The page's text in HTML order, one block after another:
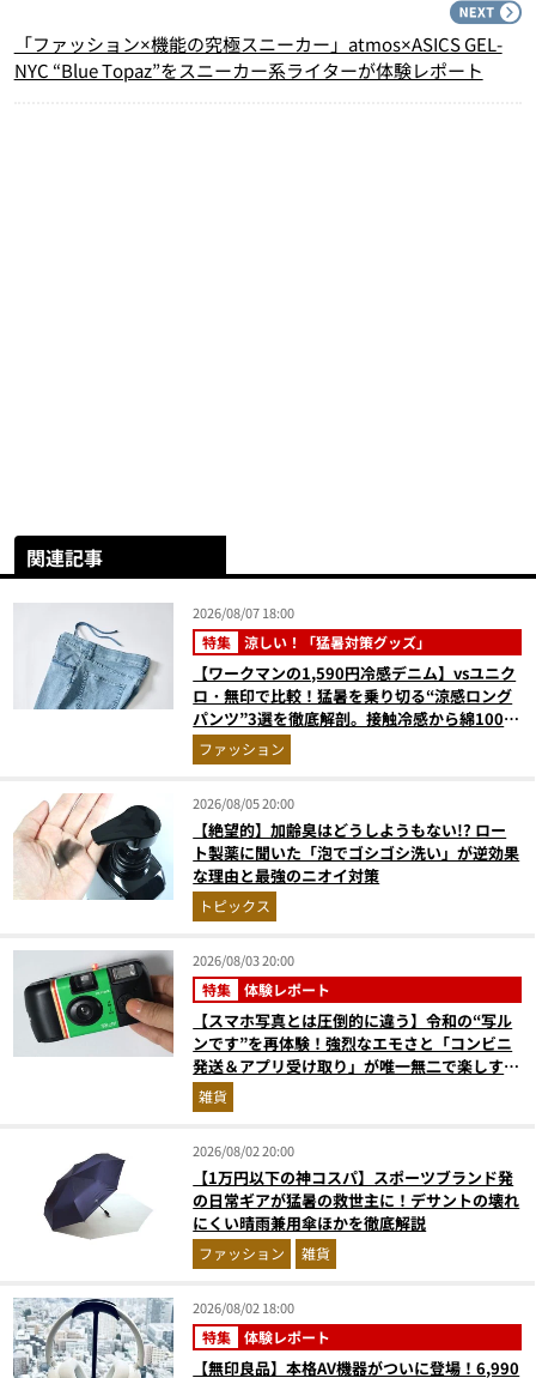
「ファッション×機能の究極スニーカー」atmos×ASICS GEL-
NYC “Blue Topaz”をスニーカー系ライターが体験レポート
関連記事
2026/08/07 18:00
特集 涼しい！「猛暑対策グッズ」
【ワークマンの1,590円冷感デニム】vsユニク
ロ・無印で比較！猛暑を乗り切る“涼感ロング
パンツ”3選を徹底解剖。接触冷感から綿100%
まで決定版
ファッション
2026/08/05 20:00
【絶望的】加齢臭はどうしようもない!? ロー
ト製薬に聞いた「泡でゴシゴシ洗い」が逆効果
な理由と最強のニオイ対策
トピックス
2026/08/03 20:00
特集 体験レポート
【スマホ写真とは圧倒的に違う】令和の“写ル
ンです”を再体験！強烈なエモさと「コンビニ
発送＆アプリ受け取り」が唯一無二で楽しすぎ
た雑貨
2026/08/02 20:00
【1万円以下の神コスパ】スポーツブランド発
の日常ギアが猛暑の救世主に！デサントの壊れ
にくい晴雨兼用傘ほかを徹底解説
ファッション 雑貨
2026/08/02 18:00
特集 体験レポート
【無印良品】本格AV機器がついに登場！6,990